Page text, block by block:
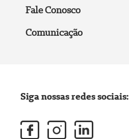
Fale Conosco
Comunicação
Siga nossas redes sociais: